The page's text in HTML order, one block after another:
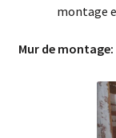
montage
Mur de montage: